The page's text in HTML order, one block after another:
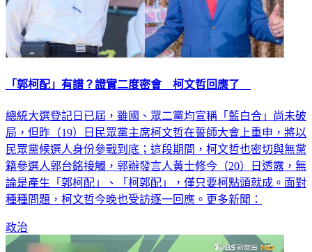
「郭柯配」有譜？證實二度密會 柯文哲回應了
總統大選登記日已屆，雖國、眾二黨均宣稱「藍白合」尚未破
局，但昨（19）日民眾黨主席柯文哲在誓師大會上重申，將以
民眾黨候選人身份參戰到底；這段期間，柯文哲也密切與無黨
籍參選人郭台銘接觸，郭辦發言人黃士修今（20）日透露，無
論是產生「郭柯配」、「柯郭配」，僅只要柯點頭就成。面對
種種問題，柯文哲今晚也受訪逐一回應。更多新聞：
政治